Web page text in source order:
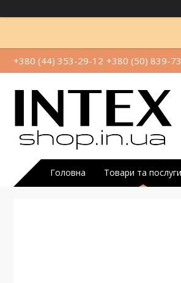
+380 (44) 353-29-12 +380 (50) 839-
Головна Товари та послуги